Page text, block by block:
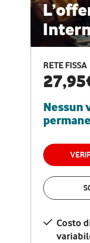
RETE FISSA
Nessun
Costo